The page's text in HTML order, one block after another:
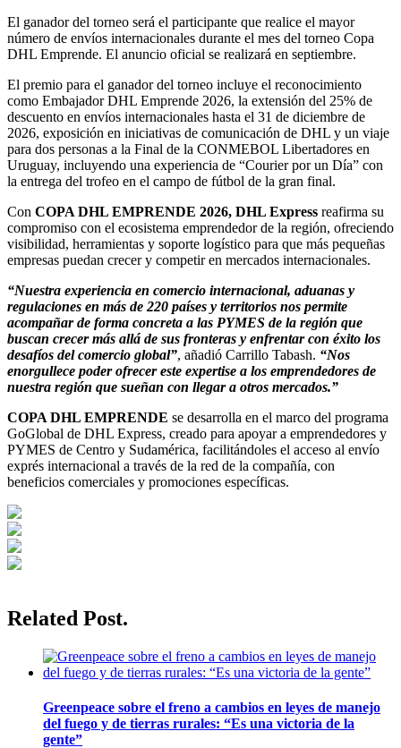
El ganador del torneo será el participante que realice el mayor
número de envíos internacionales durante el mes del torneo Copa
DHL Emprende. El anuncio oficial se realizará en septiembre.
El premio para el ganador del torneo incluye el reconocimiento
como Embajador DHL Emprende 2026, la extensión del 25% de
descuento en envíos internacionales hasta el 31 de diciembre de
2026, exposición en iniciativas de comunicación de DHL y un viaje
para dos personas a la Final de la CONMEBOL Libertadores en
Uruguay, incluyendo una experiencia de “Courier por un Día” con
la entrega del trofeo en el campo de fútbol de la gran final.
Con COPA DHL EMPRENDE 2026, DHL Express reafirma su
compromiso con el ecosistema emprendedor de la región, ofreciendo
visibilidad, herramientas y soporte logístico para que más pequeñas
empresas puedan crecer y competir en mercados internacionales.
“Nuestra experiencia en comercio internacional, aduanas y
regulaciones en más de 220 países y territorios nos permite
acompañar de forma concreta a las PYMES de la región que
buscan crecer más allá de sus fronteras y enfrentar con éxito los
desafíos del comercio global”, añadió Carrillo Tabash. “Nos
enorgullece poder ofrecer este expertise a los emprendedores de
nuestra región que sueñan con llegar a otros mercados.”
COPA DHL EMPRENDE se desarrolla en el marco del programa
GoGlobal de DHL Express, creado para apoyar a emprendedores y
PYMES de Centro y Sudamérica, facilitándoles el acceso al envío
exprés internacional a través de la red de la compañía, con
beneficios comerciales y promociones específicas.
Related Post.
Greenpeace sobre el freno a cambios en leyes de manejo
del fuego y de tierras rurales: “Es una victoria de la
gente”